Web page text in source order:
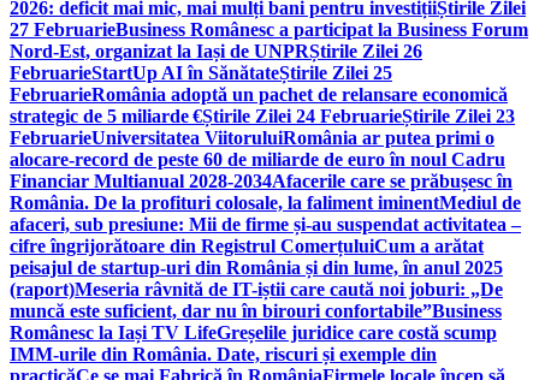
2026: deficit mai mic, mai mulți bani pentru investițiiȘtirile Zilei
27 FebruarieBusiness Românesc a participat la Business Forum
Nord-Est, organizat la Iași de UNPRȘtirile Zilei 26
FebruarieStartUp AI în SănătateȘtirile Zilei 25
FebruarieRomânia adoptă un pachet de relansare economică
strategic de 5 miliarde €Știrile Zilei 24 FebruarieȘtirile Zilei 23
FebruarieUniversitatea ViitoruluiRomânia ar putea primi o
alocare-record de peste 60 de miliarde de euro în noul Cadru
Financiar Multianual 2028-2034Afacerile care se prăbușesc în
România. De la profituri colosale, la faliment iminentMediul de
afaceri, sub presiune: Mii de firme și-au suspendat activitatea –
cifre îngrijorătoare din Registrul ComerțuluiCum a arătat
peisajul de startup-uri din România și din lume, în anul 2025
(raport)Meseria râvnită de IT-iștii care caută noi joburi: „De
muncă este suficient, dar nu în birouri confortabile”Business
Românesc la Iași TV LifeGreșelile juridice care costă scump
IMM-urile din România. Date, riscuri și exemple din
practicăCe se mai Fabrică în RomâniaFirmele locale încep să